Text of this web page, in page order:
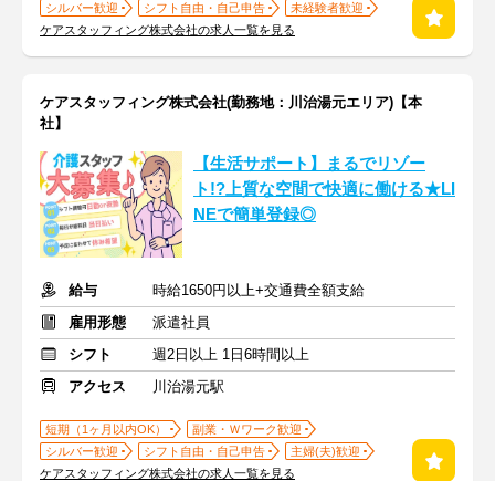
シルバー歓迎
シフト自由・自己申告
未経験者歓迎
ケアスタッフィング株式会社の求人一覧を見る
ケアスタッフィング株式会社(勤務地：川治湯元エリア)【本
社】
【生活サポート】まるでリゾー
ト!?上質な空間で快適に働ける★LI
NEで簡単登録◎
給与
時給1650円以上+交通費全額支給
雇用形態
派遣社員
シフト
週2日以上 1日6時間以上
アクセス
川治湯元駅
短期（1ヶ月以内OK）
副業・Ｗワーク歓迎
シルバー歓迎
シフト自由・自己申告
主婦(夫)歓迎
ケアスタッフィング株式会社の求人一覧を見る